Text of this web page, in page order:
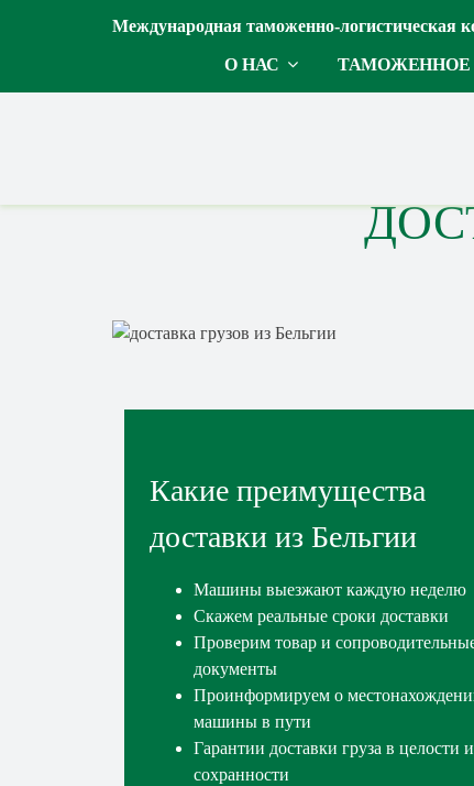
Международная таможенно-логистическая
О НАС ТАМОЖЕННОЕ
Какие преимущества
доставки из Бельгии
Машины выезжают каждую неделю
Скажем реальные сроки доставки
Проверим товар и
документы
Проинформируем о
машины в пути
Гарантии доставки груза в целости и
сохранности